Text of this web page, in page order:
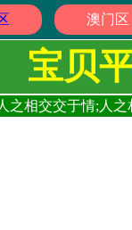
澳门区
宝贝
之相交交于情;人